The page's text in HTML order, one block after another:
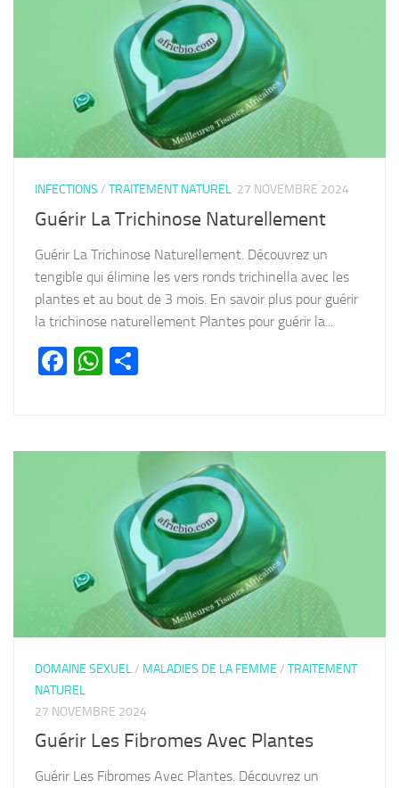
INFECTIONS / TRAITEMENT NATUREL 27 NOVEMBRE 2024
Guérir La Trichinose Naturellement
Guérir La Trichinose Naturellement. Découvrez un
tengible qui élimine les vers ronds trichinella avec les
plantes et au bout de 3 mois. En savoir plus pour guérir
la trichinose naturellement Plantes pour guérir la...
Facebook
WhatsApp
DOMAINE SEXUEL/ MALADIES DE LA FEMME / TRAITEMENT
NATUREL
27 NOVEMBRE 2024
Guérir Les Fibromes Avec Plantes
Guérir Les Fibromes Avec Plantes. Découvrez un